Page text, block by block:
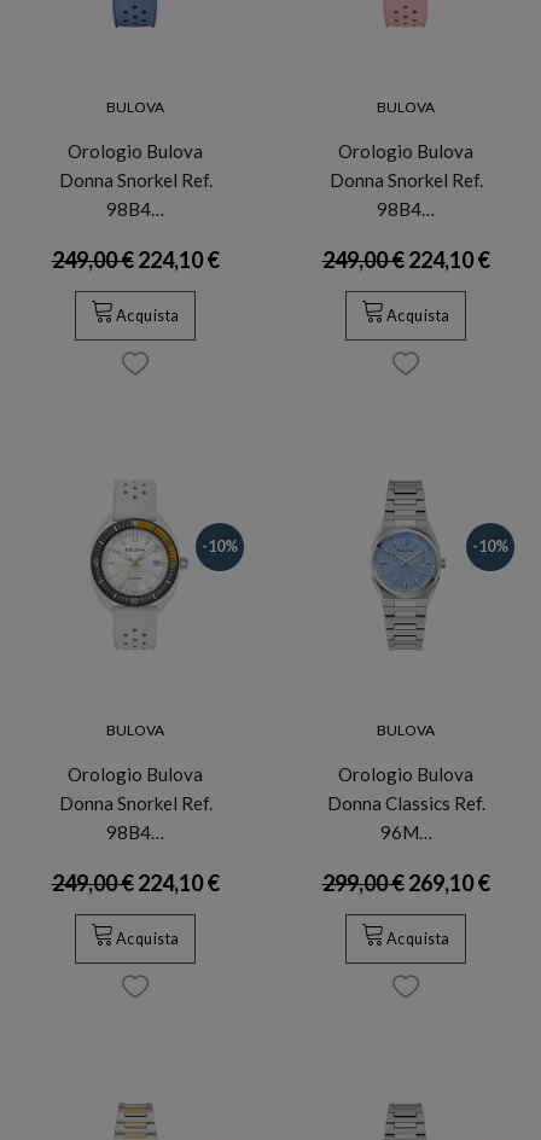
BULOVA
Orologio Bulova
Donna Snorkel Ref.
98B4…
249,00 €224,10 €
Acquista
BULOVA
Orologio Bulova
Donna Snorkel Ref.
98B4…
249,00 €224,10 €
Acquista
-10%
BULOVA
Orologio Bulova
Donna Snorkel Ref.
98B4…
249,00 €224,10 €
Acquista
-10%
BULOVA
Orologio Bulova
Donna Classics Ref.
96M…
299,00 €269,10 €
Acquista